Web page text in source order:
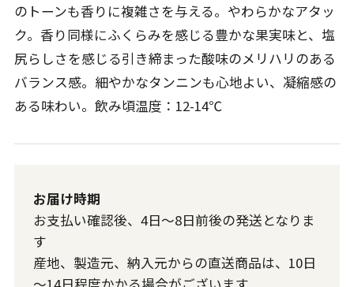
のトーンも香りに複雑さを与える。やわらかなアタッ
ク。香り同様にふくらみを感じる豊かな果実味と、塩
尻らしさを感じる引き締まった酸味のメリハリのある
バランス感。細やかなタンニンも心地よい、凝縮感の
ある味わい。飲み頃温度：12-14℃
お届け時期
お支払い確認後、4日～8日前後の発送となりま
す
産地、製造元、納入元からの直送商品は、10日